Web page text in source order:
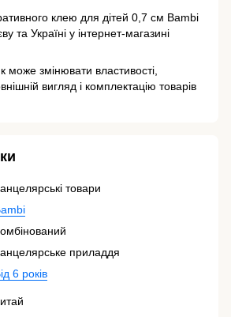
клею для дітей 0,7 см Bambi
та Україні у інтернет-магазині
може змінювати властивості,
вигляд і комплектацію товарів
товари
приладдя
6 років